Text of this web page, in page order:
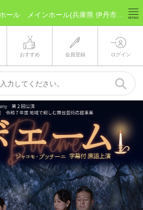
おすすめ 会員登録 ログイン